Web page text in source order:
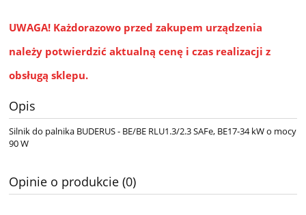
UWAGA! Każdorazowo przed zakupem urządzenia
należy potwierdzić aktualną cenę i czas realizacji z
obsługą sklepu.
Opis
Silnik do palnika BUDERUS - BE/BE RLU1.3/2.3 SAFe, BE17-34 kW o mocy
90 W
Opinie o produkcie (0)